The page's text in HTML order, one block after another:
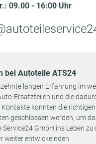
09.00 - 16:00 Uhr
bei Autoteile ATS24
langen Erfahrung im
Ersatzteilen und die
konnten die richtigen
geschlossen werden, um
Service24 GmbH ins Leben zu
weiter entwickelnden